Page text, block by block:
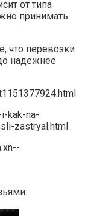
от типа
принимать
что перевозки
надежнее
kak-na-
zastryal.html